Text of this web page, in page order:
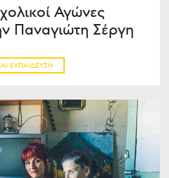
Αγώνες
Παναγιώτη Σέργη
ΕΚΠΑΊΔΕΥΣΗ